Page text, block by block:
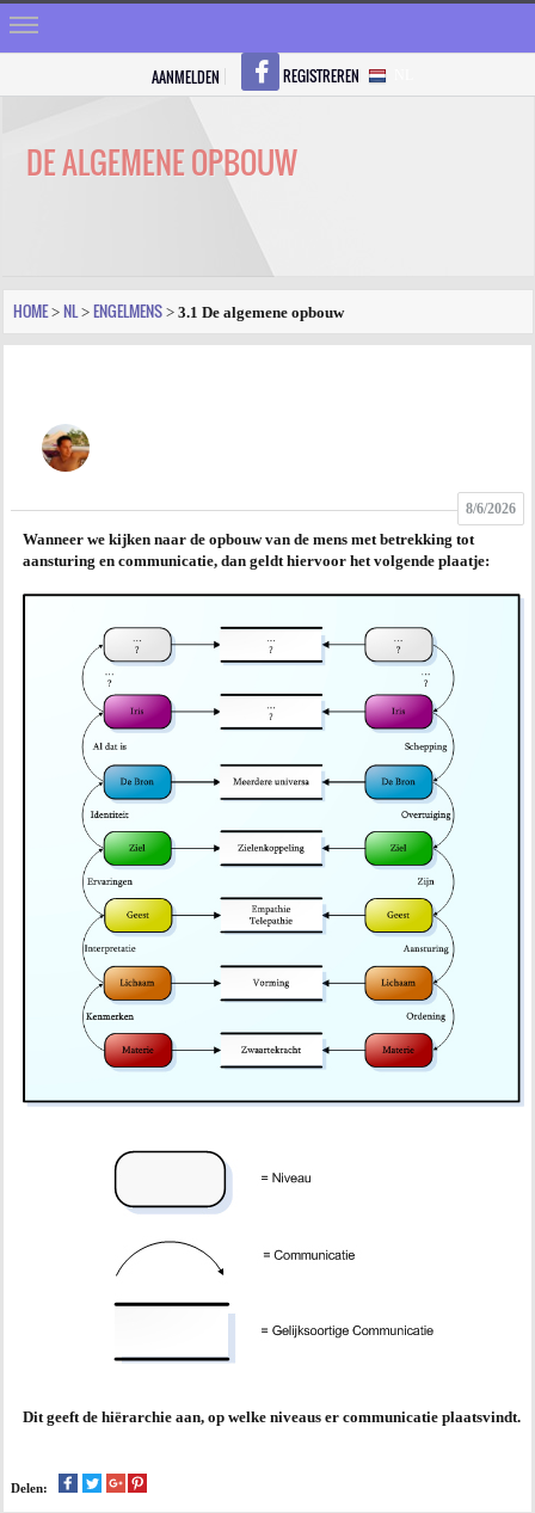
VRAGEN
FOTO
AGENDA
PRAKTIJK
AANMELDEN REGISTREREN
DE ALGEMENE OPBOUW
HOME > NL > ENGELMENS > 3.1 De algemene opbouw
8/6/2026
Wanneer we kijken naar de opbouw van de mens met betrekking tot
aansturing en communicatie, dan geldt hiervoor het volgende plaatje:
Dit geeft de hiërarchie aan, op welke niveaus er communicatie plaatsvindt.
Delen: